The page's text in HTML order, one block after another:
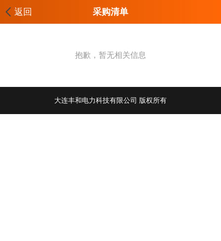
返回 采购清单
抱歉，暂无相关信息
大连丰和电力科技有限公司 版权所有